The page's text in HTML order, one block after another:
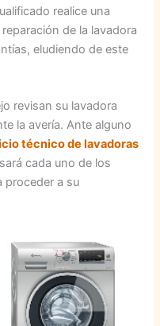
realice una
de la lavadora
eludiendo de este
revisan su lavadora
la avería. Ante alguno
técnico de lavadoras
cada uno de los
proceder a su